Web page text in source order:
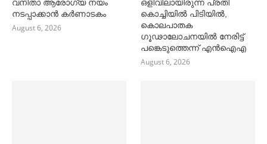
വനിതാ ആരോഗ്യ നയം
നടപ്പാക്കാൻ കര്‍ണാടകം
August 6, 2026
ഒളിവിലായിരുന്ന പ്രതി
കൊച്ചിയിൽ പിടിയിൽ,
കൊലപാതക
ഗൂഢാലോചനയിൽ നേരിട്ട്
പങ്കെടുത്തെന്ന് എൻഐഎ
August 6, 2026